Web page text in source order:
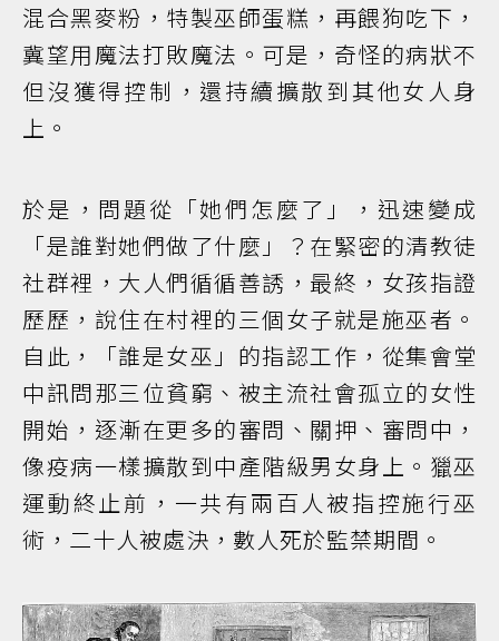
混合黑麥粉，特製巫師蛋糕，再餵狗吃下，
冀望用魔法打敗魔法。可是，奇怪的病狀不
但沒獲得控制，還持續擴散到其他女人身
上。
於是，問題從「她們怎麼了」，迅速變成
「是誰對她們做了什麼」？在緊密的清教徒
社群裡，大人們循循善誘，最終，女孩指證
歷歷，說住在村裡的三個女子就是施巫者。
自此，「誰是女巫」的指認工作，從集會堂
中訊問那三位貧窮、被主流社會孤立的女性
開始，逐漸在更多的審問、關押、審問中，
像疫病一樣擴散到中產階級男女身上。獵巫
運動終止前，一共有兩百人被指控施行巫
術，二十人被處決，數人死於監禁期間。